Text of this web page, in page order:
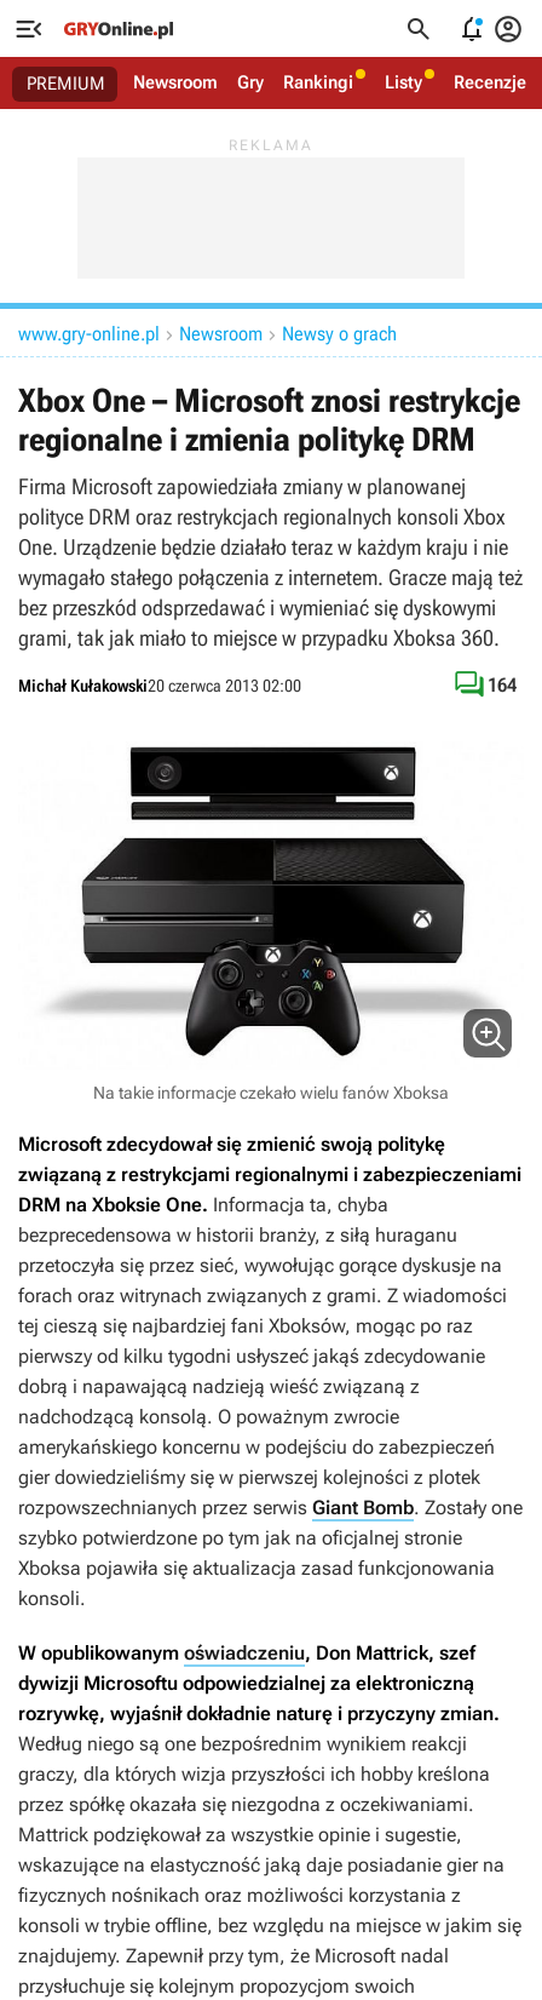
   
PREMIUM Newsroom Gry Rankingi Listy Recenzje
www.gry-online.pl  Newsroom  Newsy o grach
Xbox One – Microsoft znosi restrykcje
regionalne i zmienia politykę DRM
Firma Microsoft zapowiedziała zmiany w planowanej
polityce DRM oraz restrykcjach regionalnych konsoli Xbox
One. Urządzenie będzie działało teraz w każdym kraju i nie
wymagało stałego połączenia z internetem. Gracze mają też
bez przeszkód odsprzedawać i wymieniać się dyskowymi
grami, tak jak miało to miejsce w przypadku Xboksa 360.
Michał Kułakowski20 czerwca 2013 02:00  164
Na takie informacje czekało wielu fanów Xboksa
Microsoft zdecydował się zmienić swoją politykę
związaną z restrykcjami regionalnymi i zabezpieczeniami
DRM na Xboksie One. Informacja ta, chyba
bezprecedensowa w historii branży, z siłą huraganu
przetoczyła się przez sieć, wywołując gorące dyskusje na
forach oraz witrynach związanych z grami. Z wiadomości
tej cieszą się najbardziej fani Xboksów, mogąc po raz
pierwszy od kilku tygodni usłyszeć jakąś zdecydowanie
dobrą i napawającą nadzieją wieść związaną z
nadchodzącą konsolą. O poważnym zwrocie
amerykańskiego koncernu w podejściu do zabezpieczeń
gier dowiedzieliśmy się w pierwszej kolejności z plotek
rozpowszechnianych przez serwis Giant Bomb. Zostały one
szybko potwierdzone po tym jak na oficjalnej stronie
Xboksa pojawiła się aktualizacja zasad funkcjonowania
konsoli.
W opublikowanym oświadczeniu, Don Mattrick, szef
dywizji Microsoftu odpowiedzialnej za elektroniczną
rozrywkę, wyjaśnił dokładnie naturę i przyczyny zmian.
Według niego są one bezpośrednim wynikiem reakcji
graczy, dla których wizja przyszłości ich hobby kreślona
przez spółkę okazała się niezgodna z oczekiwaniami.
Mattrick podziękował za wszystkie opinie i sugestie,
wskazujące na elastyczność jaką daje posiadanie gier na
fizycznych nośnikach oraz możliwości korzystania z
konsoli w trybie offline, bez względu na miejsce w jakim się
znajdujemy. Zapewnił przy tym, że Microsoft nadal
przysłuchuje się kolejnym propozycjom swoich